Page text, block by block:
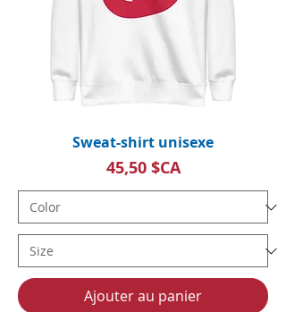
Sweat-shirt unisexe
Prix
45,50 $CA
Ajouter au panier